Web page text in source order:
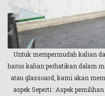
Untuk mempermudah kalian
harus kalian perhatikan dalam
atau glassoard, kami akan
aspek Seperti : Aspek